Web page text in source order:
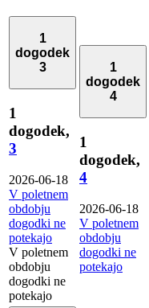
1
dogodek
3
1
dogodek,
3
2026-06-18
V poletnem
obdobju
dogodki ne
potekajo
V poletnem
obdobju
dogodki ne
potekajo
1
dogodek
4
1
dogodek,
4
2026-06-18
V poletnem
obdobju
dogodki ne
potekajo